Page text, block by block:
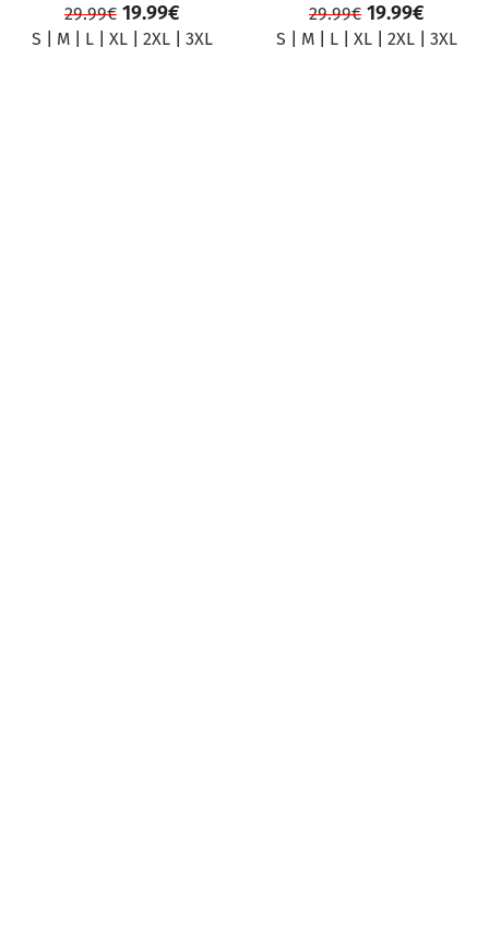
29.99€ 19.99€
S M L XL 2XL 3XL
29.99€ 19.99€
S M L XL 2XL 3XL